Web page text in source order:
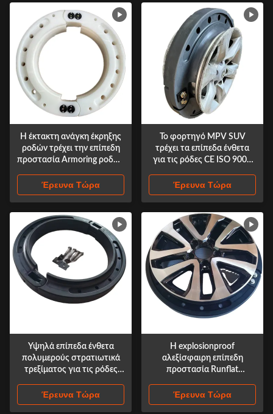
Η έκτακτη ανάγκη έκρηξης
ροδών τρέχει την επίπεδη
προστασία Armoring ροδών
Έρευνα Τώρα
Το φορτηγό MPV SUV
τρέχει τα επίπεδα ένθετα
για τις ρόδες CE ISO 9001
Έρευνα Τώρα
Υψηλά επίπεδα ένθετα
πολυμερούς στρατιωτικά
τρεξίματος για τις ρόδες
Έρευνα Τώρα
Η explosionproof
αλεξίσφαιρη επίπεδη
προστασία Runflat
παρεμβάλλει 20 ίντσα 21
ίντσα
Έρευνα Τώρα